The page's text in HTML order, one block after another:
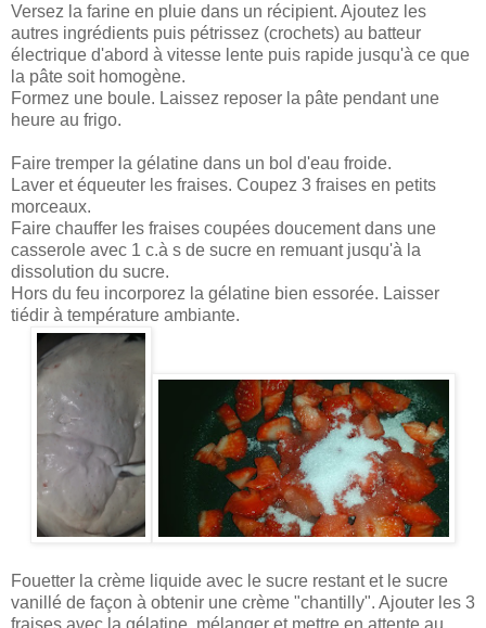
Versez la farine en pluie dans un récipient. Ajoutez les
autres ingrédients puis pétrissez (crochets) au batteur
électrique d'abord à vitesse lente puis rapide jusqu'à ce que
la pâte soit homogène.
Formez une boule. Laissez reposer la pâte pendant une
heure au frigo.
Faire tremper la gélatine dans un bol d'eau froide.
Laver et équeuter les fraises. Coupez 3 fraises en petits
morceaux.
Faire chauffer les fraises coupées doucement dans une
casserole avec 1 c.à s de sucre en remuant jusqu'à la
dissolution du sucre.
Hors du feu incorporez la gélatine bien essorée. Laisser
tiédir à température ambiante.
Fouetter la crème liquide avec le sucre restant et le sucre
vanillé de façon à obtenir une crème "chantilly". Ajouter les 3
fraises avec la gélatine, mélanger et mettre en attente au